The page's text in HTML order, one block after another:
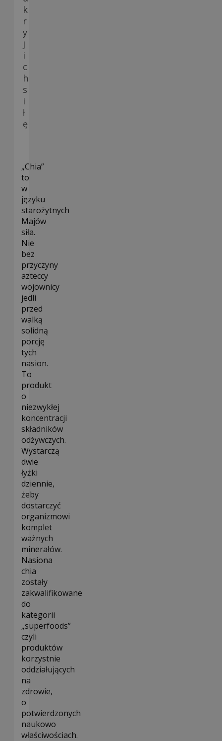
k
r
y
j
i
c
h
s
i
ł
ę
„Chia”
to
w
języku
starożytnych
Majów
siła.
Nie
bez
przyczyny
azteccy
wojownicy
jedli
przed
walką
solidną
porcję
tych
nasion.
To
produkt
o
niezwykłej
koncentracji
składników
odżywczych.
Wystarczą
dwie
łyżki
dziennie,
żeby
dostarczyć
organizmowi
komplet
ważnych
minerałów.
Nasiona
chia
zostały
zakwalifikowane
do
kategorii
„superfoods”
czyli
produktów
korzystnie
oddziałujących
na
zdrowie,
o
potwierdzonych
naukowo
właściwościach.